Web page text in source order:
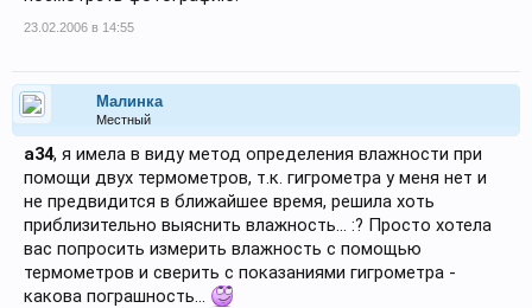
23.02.2006 в 14:55
Малинка
Местный
a34, я имела в виду метод определения влажности при
помощи двух термометров, т.к. гигрометра у меня нет и
не предвидится в ближайшее время, решила хоть
приблизительно выяснить влажность... :? Просто хотела
вас попросить измерить влажность с помощью
термометров и сверить с показаниями гигрометра -
какова пограшность...